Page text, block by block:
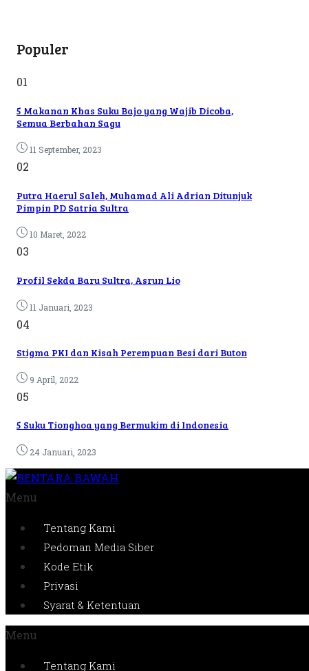
Populer
01
5 Makanan Khas Suku Bajo yang Wajib Dicoba,
Semua Berbahan Sagu
11 September, 2023
02
Putra Haerul Saleh, Muhamad Ali Adrian Ditunjuk
Pimpin PD Satria Sultra
10 Maret, 2022
03
Profil Sekda Baru Sultra, Asrun Lio
11 Januari, 2023
04
Stigma PKI dan Kisah Perempuan Besi dari Buton
9 April, 2022
05
5 Suku Tionghoa yang Bermukim di Indonesia
24 Januari, 2023
Menu
Tentang Kami
Pedoman Media Siber
Kode Etik
Privasi
Syarat & Ketentuan
Menu
Tentang Kami